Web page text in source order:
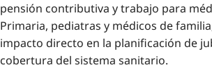
pensión contributiva y trabajo para
Primaria, pediatras y médicos de
impacto directo en la planificación de
cobertura del sistema sanitario.